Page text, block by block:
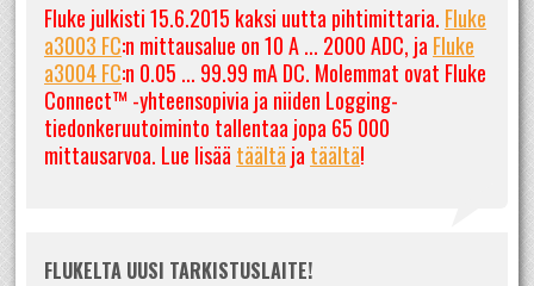
Fluke julkisti 15.6.2015 kaksi uutta pihtimittaria. Fluke
a3003 FC:n mittausalue on 10 A ... 2000 ADC, ja Fluke
a3004 FC:n 0.05 ... 99.99 mA DC. Molemmat ovat Fluke
Connect™ -yhteensopivia ja niiden Logging-
tiedonkeruutoiminto tallentaa jopa 65 000
mittausarvoa. Lue lisää täältä ja täältä!
FLUKELTA UUSI TARKISTUSLAITE!